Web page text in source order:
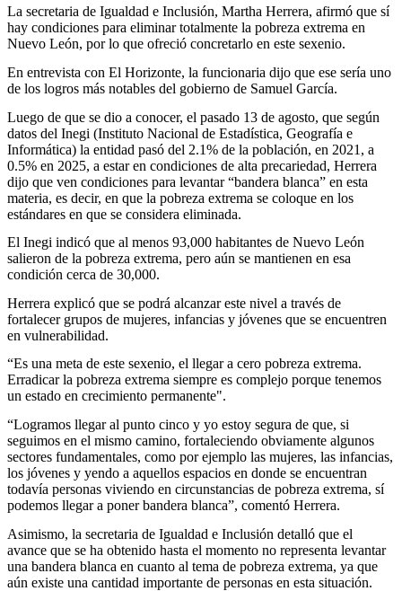
La secretaria de Igualdad e Inclusión, Martha Herrera, afirmó que sí
hay condiciones para eliminar totalmente la pobreza extrema en
Nuevo León, por lo que ofreció concretarlo en este sexenio.
En entrevista con El Horizonte, la funcionaria dijo que ese sería uno
de los logros más notables del gobierno de Samuel García.
Luego de que se dio a conocer, el pasado 13 de agosto, que según
datos del Inegi (Instituto Nacional de Estadística, Geografía e
Informática) la entidad pasó del 2.1% de la población, en 2021, a
0.5% en 2025, a estar en condiciones de alta precariedad, Herrera
dijo que ven condiciones para levantar “bandera blanca” en esta
materia, es decir, en que la pobreza extrema se coloque en los
estándares en que se considera eliminada.
El Inegi indicó que al menos 93,000 habitantes de Nuevo León
salieron de la pobreza extrema, pero aún se mantienen en esa
condición cerca de 30,000.
Herrera explicó que se podrá alcanzar este nivel a través de
fortalecer grupos de mujeres, infancias y jóvenes que se encuentren
en vulnerabilidad.
“Es una meta de este sexenio, el llegar a cero pobreza extrema.
Erradicar la pobreza extrema siempre es complejo porque tenemos
un estado en crecimiento permanente".
“Logramos llegar al punto cinco y yo estoy segura de que, si
seguimos en el mismo camino, fortaleciendo obviamente algunos
sectores fundamentales, como por ejemplo las mujeres, las infancias,
los jóvenes y yendo a aquellos espacios en donde se encuentran
todavía personas viviendo en circunstancias de pobreza extrema, sí
podemos llegar a poner bandera blanca”, comentó Herrera.
Asimismo, la secretaria de Igualdad e Inclusión detalló que el
avance que se ha obtenido hasta el momento no representa levantar
una bandera blanca en cuanto al tema de pobreza extrema, ya que
aún existe una cantidad importante de personas en esta situación.